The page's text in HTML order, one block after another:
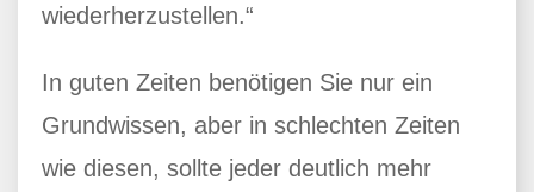
wiederherzustellen.“
In guten Zeiten benötigen Sie nur ein
Grundwissen, aber in schlechten Zeiten
wie diesen, sollte jeder deutlich mehr